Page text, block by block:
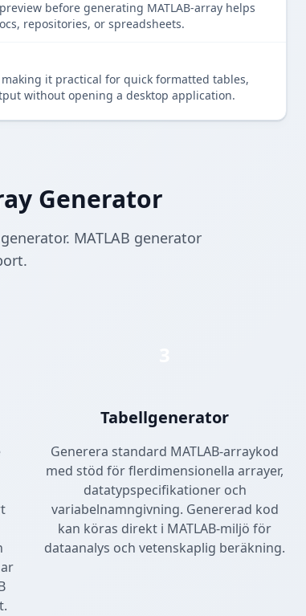
before generating MATLAB-array helps
repositories, or spreadsheets.
it practical for quick formatted tables,
without opening a desktop application.
Generator
MATLAB generator
Tabellgenerator
Generera standard MATLAB-arraykod
med stöd för flerdimensionella arrayer,
datatypspecifikationer och
variabelnamngivning. Genererad kod
kan köras direkt i MATLAB-miljö för
dataanalys och vetenskaplig beräkning.